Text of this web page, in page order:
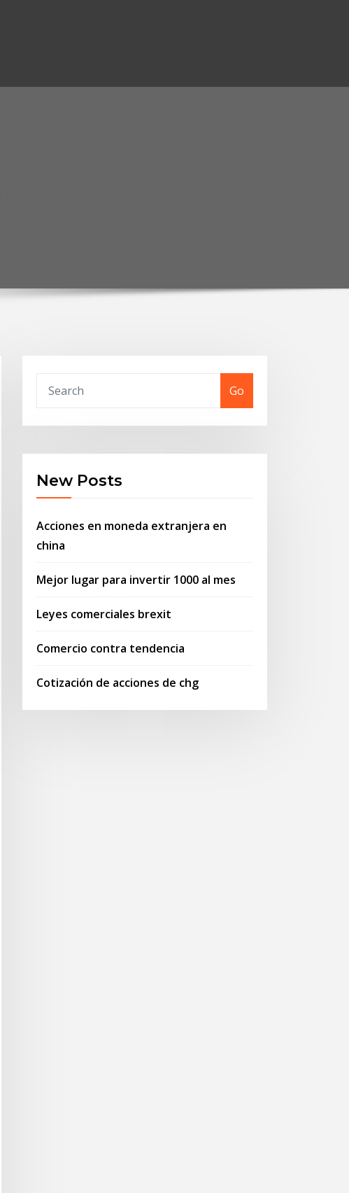
Go
New Posts
Acciones en moneda extranjera en
china
Mejor lugar para invertir 1000 al mes
Leyes comerciales brexit
Comercio contra tendencia
Cotización de acciones de chg